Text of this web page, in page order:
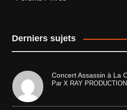
Derniers sujets
Concert Assassin à La
Par X RAY PRODUCTION